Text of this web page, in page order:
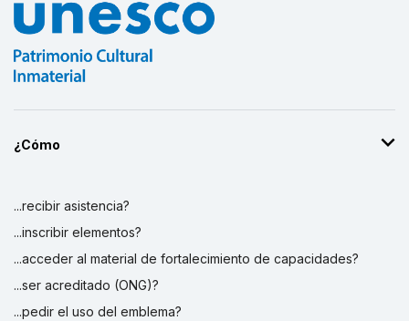
¿Cómo
...recibir asistencia?
...inscribir elementos?
...acceder al material de fortalecimiento de capacidades?
...ser acreditado (ONG)?
...pedir el uso del emblema?